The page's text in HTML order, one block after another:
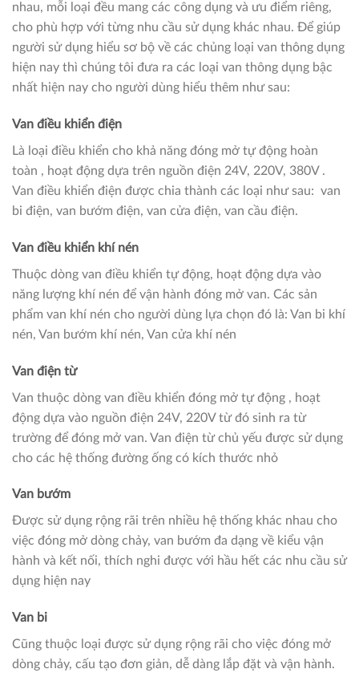
nhau, mỗi loại đều mang các công dụng và ưu điểm riêng,
cho phù hợp với từng nhu cầu sử dụng khác nhau. Để giúp
người sử dụng hiểu sơ bộ về các chủng loại van thông dụng
hiện nay thì chúng tôi đưa ra các loại van thông dụng bậc
nhất hiện nay cho người dùng hiểu thêm như sau:
Van điều khiển điện
Là loại điều khiển cho khả năng đóng mở tự động hoàn
toàn , hoạt động dựa trên nguồn điện 24V, 220V, 380V .
Van điều khiển điện được chia thành các loại như sau: van
bi điện, van bướm điện, van cửa điện, van cầu điện.
Van điều khiển khí nén
Thuộc dòng van điều khiển tự động, hoạt động dựa vào
năng lượng khí nén để vận hành đóng mở van. Các sản
phẩm van khí nén cho người dùng lựa chọn đó là: Van bi khí
nén, Van bướm khí nén, Van cửa khí nén
Van điện từ
Van thuộc dòng van điều khiển đóng mở tự động , hoạt
động dựa vào nguồn điện 24V, 220V từ đó sinh ra từ
trường để đóng mở van. Van điện từ chủ yếu được sử dụng
cho các hệ thống đường ống có kích thước nhỏ
Van bướm
Được sử dụng rộng rãi trên nhiều hệ thống khác nhau cho
việc đóng mở dòng chảy, van bướm đa dạng về kiểu vận
hành và kết nối, thích nghi được với hầu hết các nhu cầu sử
dụng hiện nay
Van bi
Cũng thuộc loại được sử dụng rộng rãi cho việc đóng mở
dòng chảy, cấu tạo đơn giản, dễ dàng lắp đặt và vận hành.